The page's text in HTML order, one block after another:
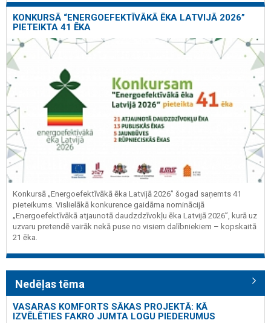
KONKURSĀ “ENERGOEFEKTĪVĀKĀ ĒKA LATVIJĀ 2026”
PIETEIKTA 41 ĒKA
Konkursā „Energoefektīvākā ēka Latvijā 2026” šogad saņemts 41
pieteikums. Vislielākā konkurence gaidāma nominācijā
„Energoefektīvākā atjaunotā daudzdzīvokļu ēka Latvijā 2026”, kurā uz
uzvaru pretendē vairāk nekā puse no visiem dalībniekiem – kopskaitā
21 ēka.
Nedēļas tēma
VASARAS KOMFORTS SĀKAS PROJEKTĀ: KĀ
IZVĒLĒTIES FAKRO JUMTA LOGU PIEDERUMUS